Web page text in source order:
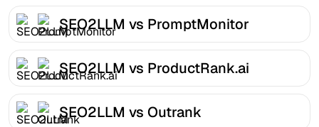
SEO2LLM vs PromptMonitor
SEO2LLM vs ProductRank.ai
SEO2LLM vs Outrank